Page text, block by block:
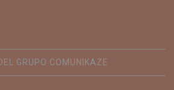
GRUPO COMUNIKAZE